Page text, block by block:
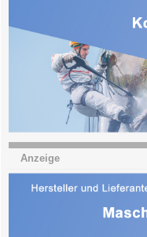
Anzeige